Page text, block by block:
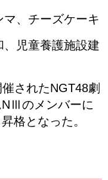
、チーズケーキ
児童養護施設建
されたNGT48劇
のメンバーに
格となった。